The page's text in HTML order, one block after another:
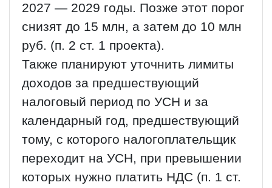
2027 — 2029 годы. Позже этот порог
снизят до 15 млн, а затем до 10 млн
руб. (п. 2 ст. 1 проекта).
Также планируют уточнить лимиты
доходов за предшествующий
налоговый период по УСН и за
календарный год, предшествующий
тому, с которого налогоплательщик
переходит на УСН, при превышении
которых нужно платить НДС (п. 1 ст.